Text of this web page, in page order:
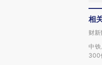
相
财
中
300